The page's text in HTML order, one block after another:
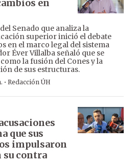
en
Senado que analiza la
superior inició el debate
en el marco legal del sistema
Éver Villalba señaló que se
la fusión del Cones y la
de sus estructuras.
· Redacción ÚH
que sus
impulsaron
su contra